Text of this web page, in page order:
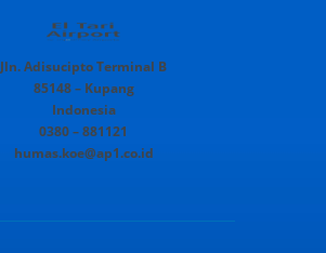
Jln. Adisucipto Terminal B
85148 – Kupang
Indonesia
0380 – 881121
humas.koe@ap1.co.id